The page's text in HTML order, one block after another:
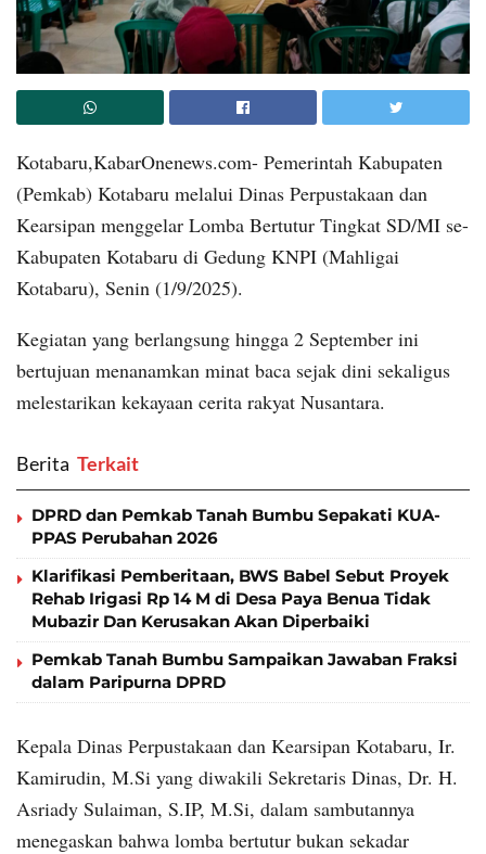
Kotabaru,KabarOnenews.com- Pemerintah Kabupaten
(Pemkab) Kotabaru melalui Dinas Perpustakaan dan
Kearsipan menggelar Lomba Bertutur Tingkat SD/MI se-
Kabupaten Kotabaru di Gedung KNPI (Mahligai
Kotabaru), Senin (1/9/2025).
Kegiatan yang berlangsung hingga 2 September ini
bertujuan menanamkan minat baca sejak dini sekaligus
melestarikan kekayaan cerita rakyat Nusantara.
Berita ‎ Terkait
DPRD dan Pemkab Tanah Bumbu Sepakati KUA-
PPAS Perubahan 2026
Klarifikasi Pemberitaan, BWS Babel Sebut Proyek
Rehab Irigasi Rp 14 M di Desa Paya Benua Tidak
Mubazir Dan Kerusakan Akan Diperbaiki
Pemkab Tanah Bumbu Sampaikan Jawaban Fraksi
dalam Paripurna DPRD
Kepala Dinas Perpustakaan dan Kearsipan Kotabaru, Ir.
Kamirudin, M.Si yang diwakili Sekretaris Dinas, Dr. H.
Asriady Sulaiman, S.IP, M.Si, dalam sambutannya
menegaskan bahwa lomba bertutur bukan sekadar